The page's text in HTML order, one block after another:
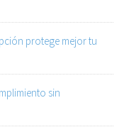
protege mejor tu
sin